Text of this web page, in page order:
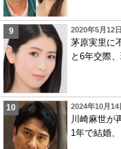
2020年5月12
茅原実里に
と6年交際
2024年10月
川崎麻世が
1年で結婚